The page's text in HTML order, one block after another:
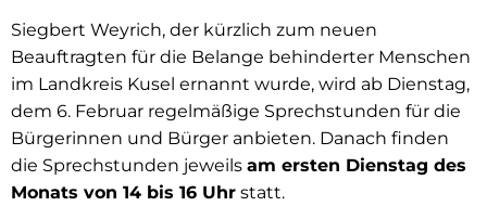
Siegbert Weyrich, der kürzlich zum neuen
Beauftragten für die Belange behinderter Menschen
im Landkreis Kusel ernannt wurde, wird ab Dienstag,
dem 6. Februar regelmäßige Sprechstunden für die
Bürgerinnen und Bürger anbieten. Danach finden
die Sprechstunden jeweils am ersten Dienstag des
Monats von 14 bis 16 Uhr statt.